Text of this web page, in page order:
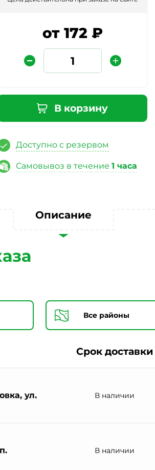
от 172 ₽
В корзину
Доступно с резервом
Самовывоз в течение1 часа
Описание
Срок доставки
ул.
В наличии
В наличии
сообщений
слово на картинке*
с Федеральным законом
на обработку персональных данных *